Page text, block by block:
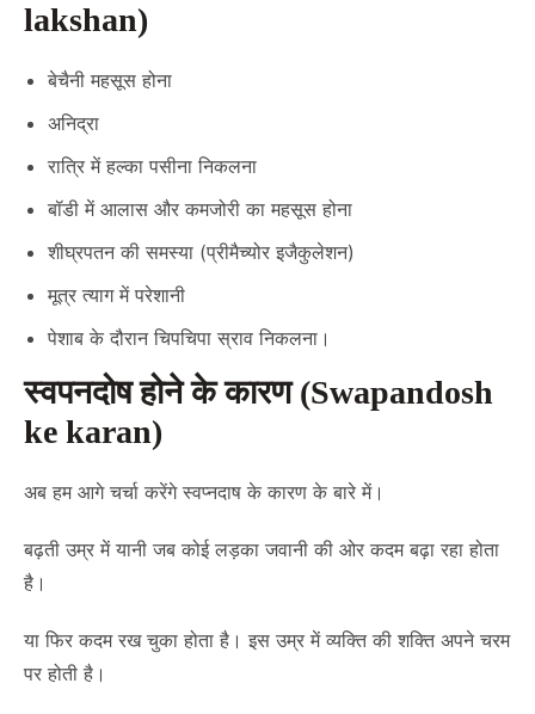
lakshan)
बेचैनी महसूस होना
अनिद्रा
रात्रि में हल्का पसीना निकलना
बॉडी में आलास और कमजोरी का महसूस होना
शीघ्रपतन की समस्या (प्रीमैच्योर इजैकुलेशन)
मूत्र त्याग में परेशानी
पेशाब के दौरान चिपचिपा स्राव निकलना।
स्वपनदोष होने के कारण (Swapandosh
ke karan)
अब हम आगे चर्चा करेंगे स्वप्नदाष के कारण के बारे में।
बढ़ती उम्र में यानी जब कोई लड़का जवानी की ओर कदम बढ़ा रहा होता
है।
या फिर कदम रख चुका होता है। इस उम्र में व्यक्ति की शक्ति अपने चरम
पर होती है।